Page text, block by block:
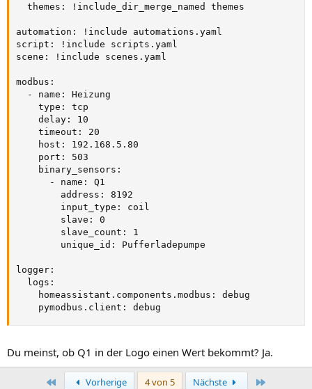
  themes: !include_dir_merge_named themes
automation: !include automations.yaml
script: !include scripts.yaml
scene: !include scenes.yaml
modbus:
  - name: Heizung
    type: tcp
    delay: 10
    timeout: 20
    host: 192.168.5.80
    port: 503
    binary_sensors:
      - name: Q1
        address: 8192
        input_type: coil
        slave: 0
        slave_count: 1
        unique_id: Pufferladepumpe
logger:
  logs:
    homeassistant.components.modbus: debug
    pymodbus.client: debug
Du meinst, ob Q1 in der Logo einen Wert bekommt? Ja.
Erste Vorherige 4 von 5 Nächste